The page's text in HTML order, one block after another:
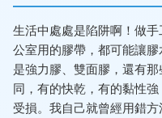
生活中處處是陷阱啊！做
公室用的膠帶，都可能讓
是強力膠、雙面膠，還有
同，有的快乾，有的黏性
受損。我自己就曾經用錯